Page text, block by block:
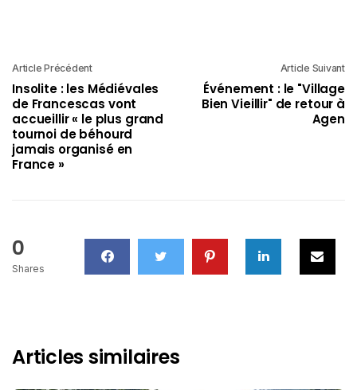
Article Précédent
Insolite : les Médiévales
de Francescas vont
accueillir « le plus grand
tournoi de béhourd
jamais organisé en
France »
Article Suivant
Événement : le "Village
Bien Vieillir" de retour à
Agen
0
Shares
Articles similaires